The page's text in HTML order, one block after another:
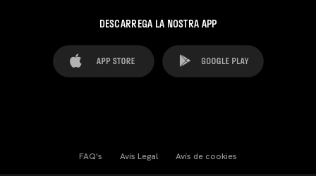
DESCARREGA LA NOSTRA APP
FAQ's Avís Legal Avís de cookies